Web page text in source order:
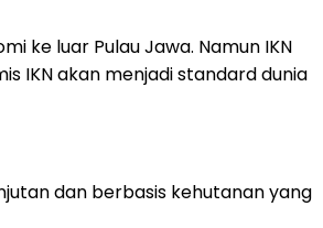
ke luar Pulau Jawa. Namun IKN
IKN akan menjadi standard dunia
dan berbasis kehutanan yang